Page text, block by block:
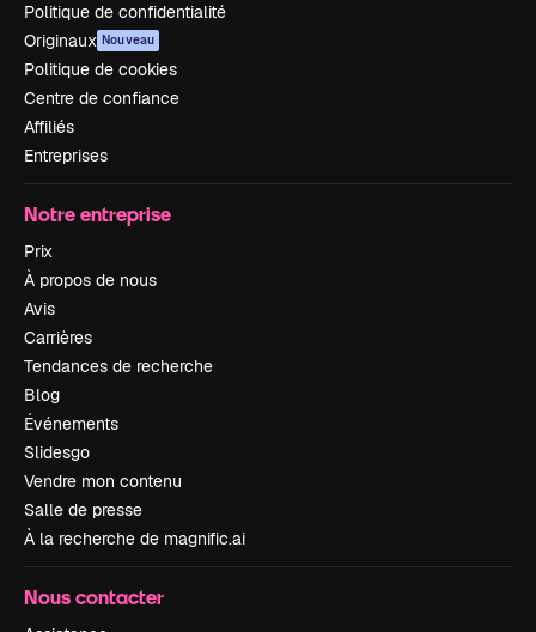
Politique de confidentialité
Originaux Nouveau
Politique de cookies
Centre de confiance
Affiliés
Entreprises
Notre entreprise
Prix
À propos de nous
Avis
Carrières
Tendances de recherche
Blog
Événements
Slidesgo
Vendre mon contenu
Salle de presse
À la recherche de magnific.ai
Nous contacter